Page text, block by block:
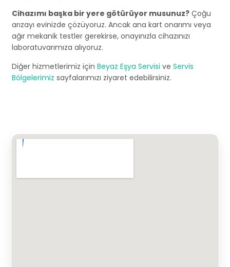
Cihazımı başka bir yere götürüyor musunuz? Çoğu
arızayı evinizde çözüyoruz. Ancak ana kart onarımı veya
ağır mekanik testler gerekirse, onayınızla cihazınızı
laboratuvarımıza alıyoruz.
Diğer hizmetlerimiz için Beyaz Eşya Servisi ve Servis
Bölgelerimiz sayfalarımızı ziyaret edebilirsiniz.